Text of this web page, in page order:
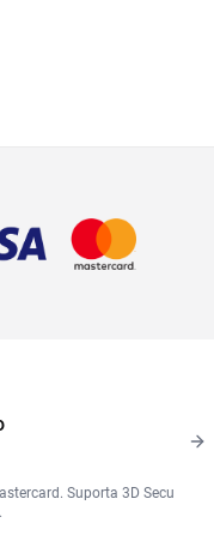
Suporta 3D Secu